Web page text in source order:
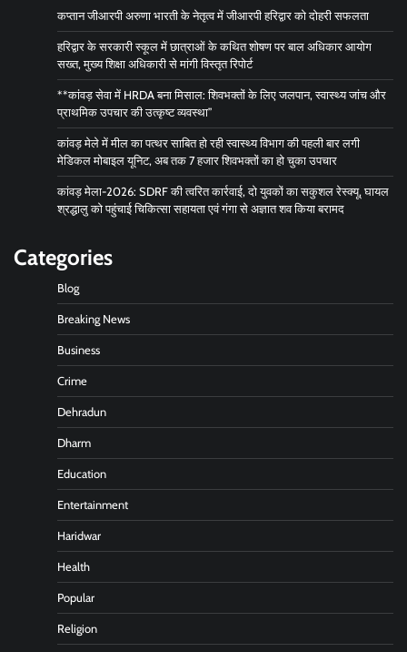
कप्तान जीआरपी अरुणा भारती के नेतृत्व में जीआरपी हरिद्वार को दोहरी सफलता
हरिद्वार के सरकारी स्कूल में छात्राओं के कथित शोषण पर बाल अधिकार आयोग
सख्त, मुख्य शिक्षा अधिकारी से मांगी विस्तृत रिपोर्ट
**कांवड़ सेवा में HRDA बना मिसाल: शिवभक्तों के लिए जलपान, स्वास्थ्य जांच और
प्राथमिक उपचार की उत्कृष्ट व्यवस्था”
कांवड़ मेले में मील का पत्थर साबित हो रही स्वास्थ्य विभाग की पहली बार लगी
मेडिकल मोबाइल यूनिट, अब तक 7 हजार शिवभक्तों का हो चुका उपचार
कांवड़ मेला-2026: SDRF की त्वरित कार्रवाई, दो युवकों का सकुशल रेस्क्यू, घायल
श्रद्धालु को पहुंचाई चिकित्सा सहायता एवं गंगा से अज्ञात शव किया बरामद
Categories
Blog
Breaking News
Business
Crime
Dehradun
Dharm
Education
Entertainment
Haridwar
Health
Popular
Religion